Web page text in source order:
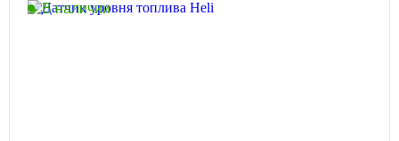
В наличии